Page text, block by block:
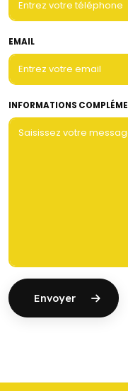
EMAIL
INFORMATIONS
Envoyer